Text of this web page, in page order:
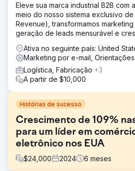
Eleve sua marca industrial B2B com
meio do nosso sistema exclusivo de
Revenue), transformamos
geração de leads mensurável e
Ativa no seguinte país: United
Marketing por e-mail,
Logística, Fabricação +3
A partir de $10,000
Histórias de sucesso
Crescimento de 109%
para um líder em
eletrônico nos EUA
$24,000 2024 6 meses